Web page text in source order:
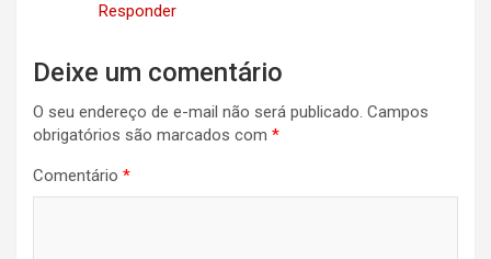
Responder
Deixe um comentário
O seu endereço de e-mail não será publicado. Campos
obrigatórios são marcados com *
Comentário *